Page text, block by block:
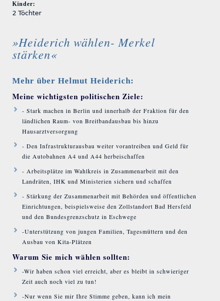
Kinder:
2 Töchter
»Heiderich wählen- Merkel
stärken«
Mehr über Helmut Heiderich:
Meine wichtigsten politischen Ziele:
- Stark machen in Berlin und innerhalb der Fraktion für den
ländlichen Raum- von Breitbandausbau bis hinzu
Hausarztversorgung
- Den Infrastrukturausbau weiter vorantreiben und Geld für
die Autobahnen A4 und A44 herbeischaffen
- Arbeitsplätze im Wahlkreis in Zusammenarbeit mit den
Landräten, IHK und Ministerien sichern und schaffen
- Stärkung der Zusammenarbeit mit Behörden und öffentlichen
Einrichtungen, beispielsweise den Zollstandort Bad Hersfeld
und den Bundesgrenzschutz in Eschwege
-Unterstützung von jungen Familien, Tagesmüttern und den
Ausbau von Kita-Plätzen
Warum Sie mich wählen sollten:
-Wir haben schon viel erreicht, aber es bleibt in schwieriger
Zeit auch noch viel zu tun!
-Nur wenn Sie mir Ihre Stimme geben, kann ich mein